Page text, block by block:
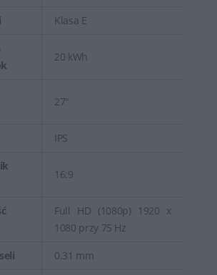
Klasa E
20 kWh
27"
IPS
16:9
Full HD (1080p) 1920 x
1080 przy 75 Hz
0.31 mm